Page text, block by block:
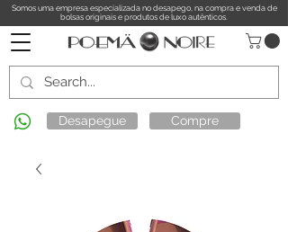
Somos uma empresa especializada no desapego, na compra e venda de
bolsas originais e produtos de luxo autênticos.
Desapegue Compre